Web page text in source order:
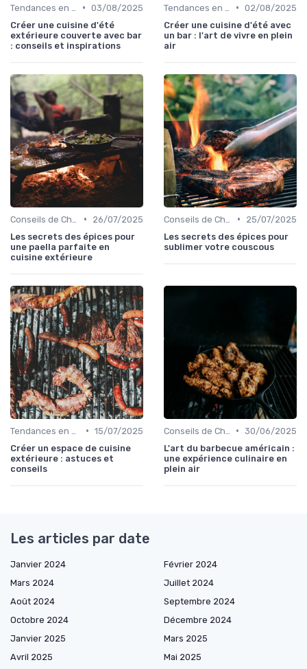
• 03/08/2025
Créer une cuisine d'été
extérieure couverte avec bar
: conseils et inspirations
• 02/08/2025
Créer une cuisine d'été avec
un bar : l'art de vivre en plein
air
•
26/07/2025
Les secrets des épices pour
une paella parfaite en
cuisine extérieure
•
25/07/2025
Les secrets des épices pour
sublimer votre couscous
• 15/07/2025
Créer un espace de cuisine
extérieure : astuces et
conseils
• 30/06/2025
L'art du barbecue américain :
une expérience culinaire en
plein air
Les articles par date
Janvier 2024
Février 2024
Mars 2024
Juillet 2024
Août 2024
Septembre 2024
Octobre 2024
Décembre 2024
Janvier 2025
Mars 2025
Avril 2025
Mai 2025